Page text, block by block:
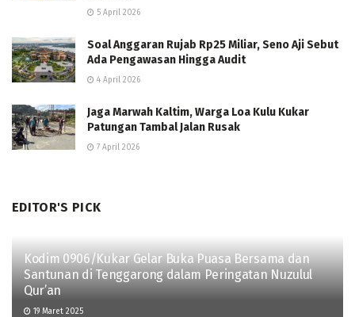
5 April 2026
Soal Anggaran Rujab Rp25 Miliar, Seno Aji Sebut
Ada Pengawasan Hingga Audit
4 April 2026
Jaga Marwah Kaltim, Warga Loa Kulu Kukar
Patungan Tambal Jalan Rusak
7 April 2026
EDITOR'S PICK
Kodim 0906/Kukar Gelar Buka Puasa Bersama dan
Santunan di Tenggarong dalam Peringatan Nuzulul
Qur’an
19 Maret 2025